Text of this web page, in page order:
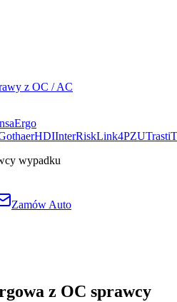
z OC / AC
Ergo
HDIInterRiskLink4PZUTrasti
wypadku
Zamów Auto
z OC sprawcy